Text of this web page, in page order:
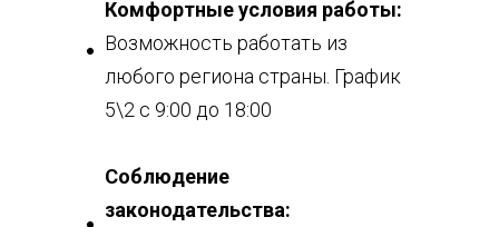
Комфортные условия работы:
Возможность работать из
любого региона страны. График
5\2 с 9:00 до 18:00
Соблюдение
законодательства: